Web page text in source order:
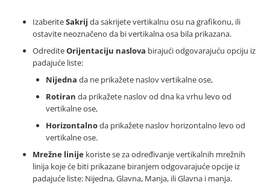
IzaberiteSakrij da sakrijete vertikalnu osu na grafikonu, ili
ostavite neoznačeno da bi vertikalna osa bila prikazana.
OdrediteOrijentaciju naslova birajući odgovarajuću opciju iz
padajuće liste:
Nijedna da ne prikažete naslov vertikalne ose,
Rotiran da prikažete naslov od dna ka vrhu levo od
vertikalne ose,
Horizontalnoda prikažete naslov horizontalno levo od
vertikalne ose.
Mrežne linije koriste se za određivanje vertikalnih mrežnih
linija koje će biti prikazane biranjem odgovarajuće opcije iz
padajuće liste: Nijedna, Glavna, Manja, ili Glavna i manja.